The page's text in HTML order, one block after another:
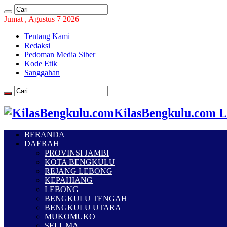
Jumat , Agustus 7 2026
Tentang Kami
Redaksi
Pedoman Media Siber
Kode Etik
Sanggahan
KilasBengkulu.com
BERANDA
DAERAH
PROVINSI JAMBI
KOTA BENGKULU
REJANG LEBONG
KEPAHIANG
LEBONG
BENGKULU TENGAH
BENGKULU UTARA
MUKOMUKO